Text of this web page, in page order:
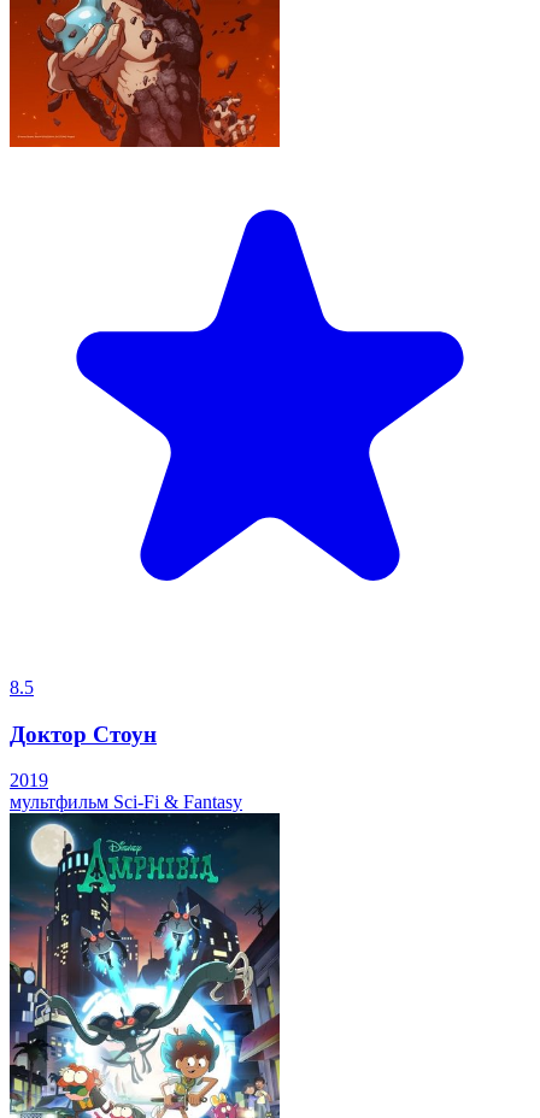
8.5
Доктор Стоун
2019
мультфильм Sci-Fi & Fantasy